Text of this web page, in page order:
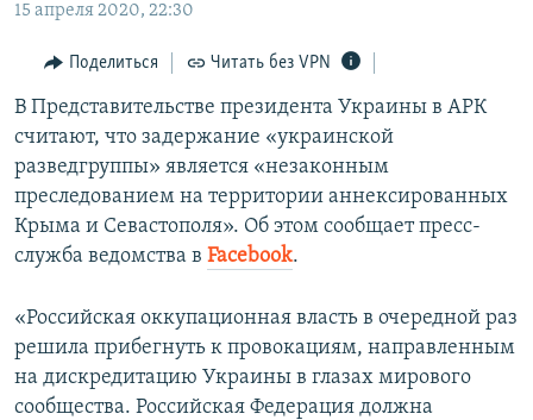
Вернутся
поиску
ИНТЕРАКТИВ
ИНФОГРАФИКА
ТЕЛЕПРОЕКТ КРЫМ.РЕАЛИИ
СОВЕТЫ ПРАВОЗАЩИТНИКОВ
ПРОПАВШИЕ БЕЗ ВЕСТИ
ПОБЕДИТЕЛЕЙ НЕ СУДЯТ?
ELIFBE
УКРАИНСКАЯ ПРОБЛЕМА КРЫМА
РАДІО СВОБОДА
КАК ОБОЙТИ БЛОКИРОВКУ
Українською
Qırımtatar
ПРИСОЕДИНЯЙТЕСЬ!
Все сайты RFE/RL
15 апреля 2020, 22:30
Поделиться Читать без VPN
В Представительстве президента Украины в АРК
считают, что задержание «украинской
разведгруппы» является «незаконным
преследованием на территории аннексированных
Крыма и Севастополя». Об этом сообщает пресс-
служба ведомства в Facebook.
«Российская оккупационная власть в очередной раз
решила прибегнуть к провокациям, направленным
на дискредитацию Украины в глазах мирового
сообщества. Российская Федерация должна